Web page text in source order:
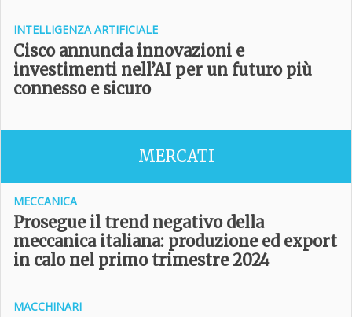
INTELLIGENZA ARTIFICIALE
Cisco annuncia innovazioni e
investimenti nell’AI per un futuro più
connesso e sicuro
MERCATI
MECCANICA
Prosegue il trend negativo della
meccanica italiana: produzione ed export
in calo nel primo trimestre 2024
MACCHINARI